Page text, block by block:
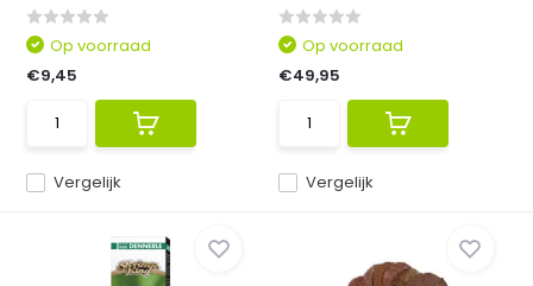
Vergelijk
Op voorraad
€9,45
Vergelijk
Op voorraad
€49,95